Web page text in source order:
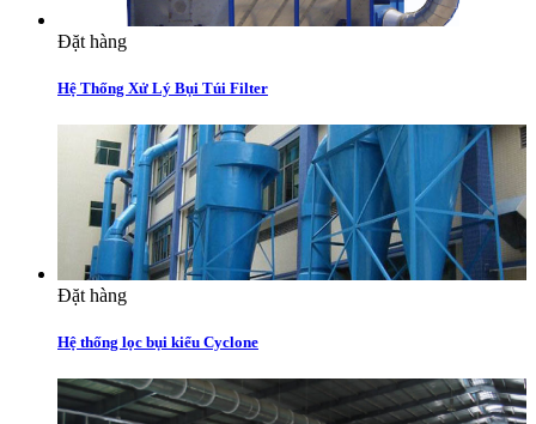
Đặt hàng
Hệ Thống Xử Lý Bụi Túi Filter
Đặt hàng
Hệ thống lọc bụi kiểu Cyclone